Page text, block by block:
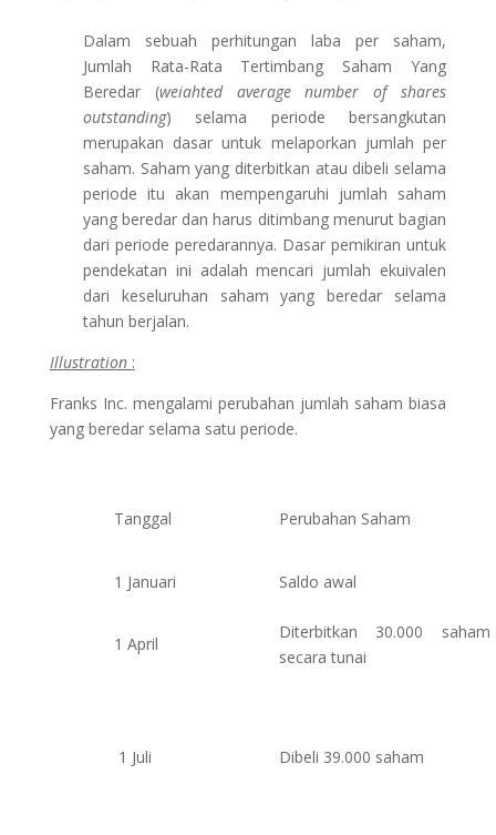
Dalam sebuah perhitungan laba per saham,
Jumlah Rata-Rata Tertimbang Saham Yang
Beredar (weiahted average number of shares
outstanding) selama periode bersangkutan
merupakan dasar untuk melaporkan jumlah per
saham. Saham yang diterbitkan atau dibeli selama
periode itu akan mempengaruhi jumlah saham
yang beredar dan harus ditimbang menurut bagian
dari periode peredarannya. Dasar pemikiran untuk
pendekatan ini adalah mencari jumlah ekuivalen
dari keseluruhan saham yang beredar selama
tahun berjalan.
Illustration :
Franks Inc. mengalami perubahan jumlah saham biasa
yang beredar selama satu periode.
Tanggal Perubahan Saham
1 Januari Saldo awal
1 April
Diterbitkan 30.000 saham
secara tunai
1 Juli Dibeli 39.000 saham